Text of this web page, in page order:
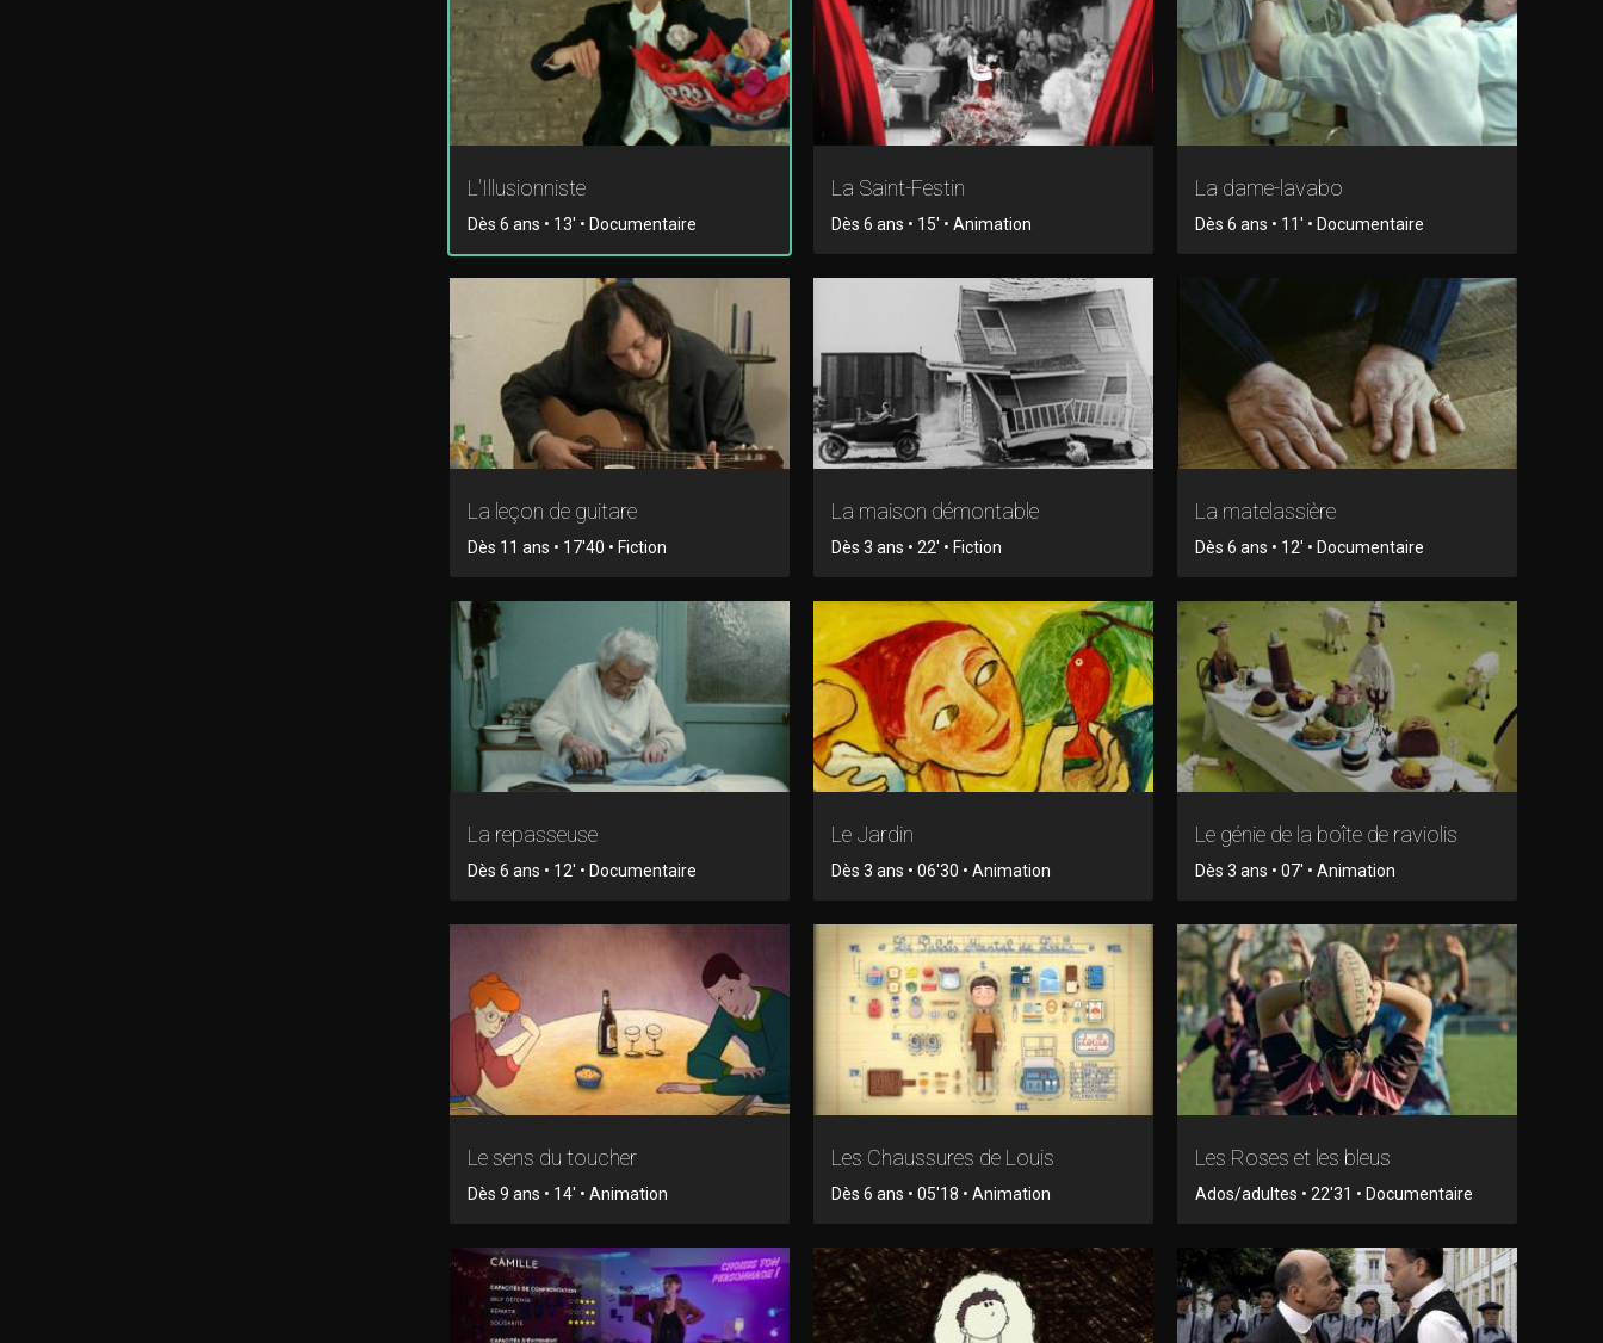
L'Illusionniste
Dès 6 ans • 13' • Documentaire
La Saint-Festin
Dès 6 ans • 15' • Animation
La dame-lavabo
Dès 6 ans • 11' • Documentaire
La leçon de guitare
Dès 11 ans • 17'40 • Fiction
La maison démontable
Dès 3 ans • 22' • Fiction
La matelassière
Dès 6 ans • 12' • Documentaire
La repasseuse
Dès 6 ans • 12' • Documentaire
Le Jardin
Dès 3 ans • 06'30 • Animation
Le génie de la boîte de raviolis
Dès 3 ans • 07' • Animation
Le sens du toucher
Dès 9 ans • 14' • Animation
Les Chaussures de Louis
Dès 6 ans • 05'18 • Animation
Les Roses et les bleus
Ados/adultes • 22'31 • Documentaire